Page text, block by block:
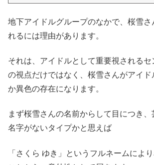
地下アイドルグループのなかで、桜雪さ
れるには理由があります。
それは、アイドルとして重要視される
の視点だけではなく、桜雪さんがアイド
か異色の存在になります。
まず桜雪さんの名前からして目につき
名字がないタイプかと思えば
「さくら ゆき」というフルネームによ